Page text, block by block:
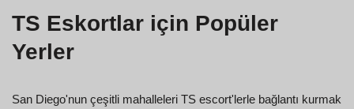
TS Eskortlar için Popüler
Yerler
San Diego'nun çeşitli mahalleleri TS escort'lerle bağlantı kurmak